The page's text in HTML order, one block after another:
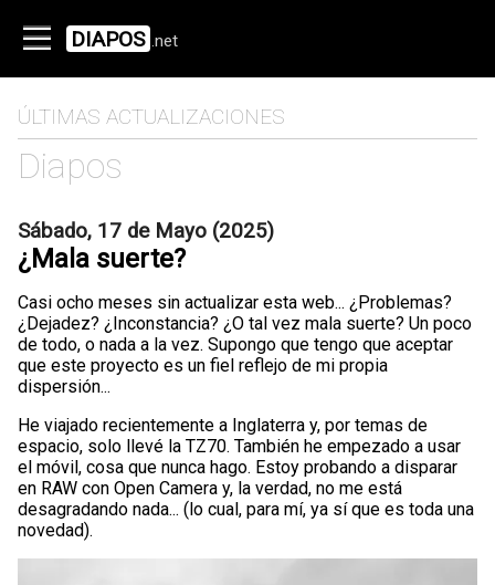
DIAPOS .net
ÚLTIMAS ACTUALIZACIONES
Diapos
Sábado, 17 de Mayo (2025)
¿Mala suerte?
Casi ocho meses sin actualizar esta web... ¿Problemas?
¿Dejadez? ¿Inconstancia? ¿O tal vez mala suerte? Un poco
de todo, o nada a la vez. Supongo que tengo que aceptar
que este proyecto es un fiel reflejo de mi propia
dispersión...
He viajado recientemente a Inglaterra y, por temas de
espacio, solo llevé la TZ70. También he empezado a usar
el móvil, cosa que nunca hago. Estoy probando a disparar
en RAW con Open Camera y, la verdad, no me está
desagradando nada... (lo cual, para mí, ya sí que es toda una
novedad).